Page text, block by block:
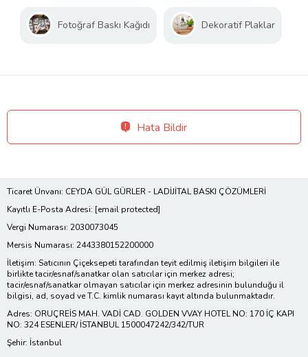
Fotoğraf Baskı Kağıdı Dekoratif Plaklar
Hata Bildir
Ticaret Ünvanı: CEYDA GÜL GÜRLER - LADİJİTAL BASKI ÇÖZÜMLERİ
Kayıtlı E-Posta Adresi: [email protected]
Vergi Numarası: 2030073045
Mersis Numarası: 2443380152200000
İletişim: Satıcının Çiçeksepeti tarafından teyit edilmiş iletişim bilgileri ile
birlikte tacir/esnaf/sanatkar olan satıcılar için merkez adresi;
tacir/esnaf/sanatkar olmayan satıcılar için merkez adresinin bulunduğu il
bilgisi, ad, soyad ve T.C. kimlik numarası kayıt altında bulunmaktadır.
Adres: ORUÇREİS MAH. VADİ CAD. GOLDEN VVAY HOTEL NO: 170 İÇ KAPI
NO: 324 ESENLER/ İSTANBUL 1500047242/342/TUR
Şehir: İstanbul